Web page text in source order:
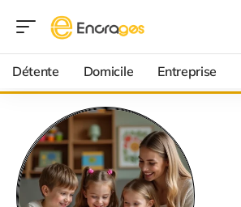
Détente Domicile Entreprise